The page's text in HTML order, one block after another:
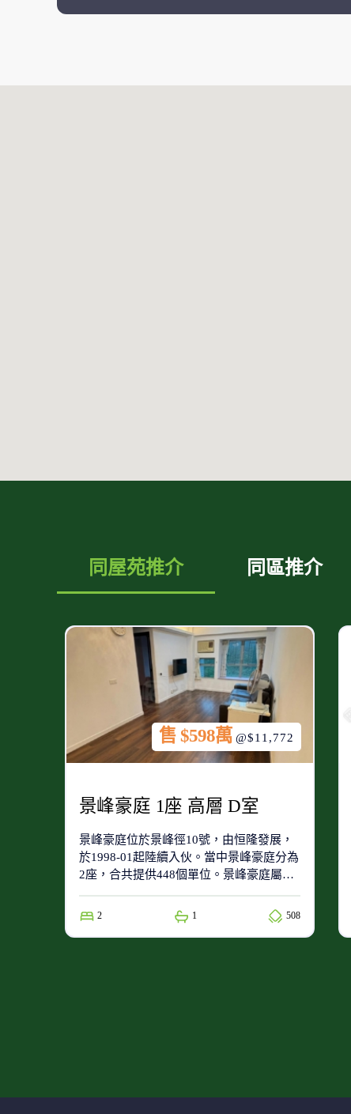
同屋苑推介 同區推介
景峰豪庭 1座 高層 D室
景峰豪庭位於景峰徑10號，由恒隆發展，
於1998-01起陸續入伙。當中景峰豪庭分為
2座，合共提供448個單位。景峰豪庭屬於
2 1 508
售 $598萬 @$11,772